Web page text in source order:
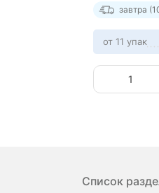
завтра
от 11 упак
Список